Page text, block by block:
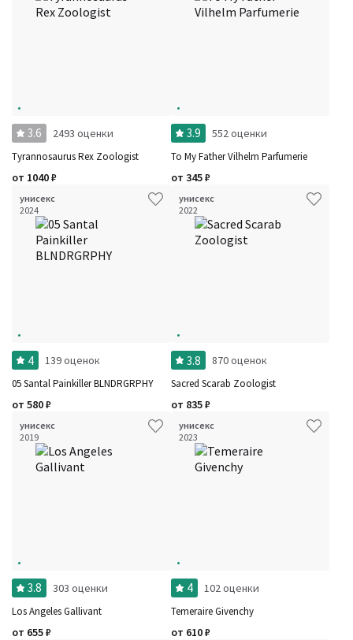
3.6 2493 оценки
Tyrannosaurus Rex Zoologist
от 1040₽
3.9 552 оценки
To My Father Vilhelm Parfumerie
от 345₽
унисекс
2024
4 139 оценок
05 Santal Painkiller BLNDRGRPHY
от 580₽
унисекс
2022
3.8 870 оценок
Sacred Scarab Zoologist
от 835₽
унисекс
2019
3.8 303 оценки
Los Angeles Gallivant
от 655₽
унисекс
2023
4 102 оценки
Temeraire Givenchy
от 610₽